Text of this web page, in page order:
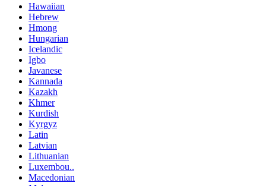
Hawaiian
Hebrew
Hmong
Hungarian
Icelandic
Igbo
Javanese
Kannada
Kazakh
Khmer
Kurdish
Kyrgyz
Latin
Latvian
Lithuanian
Luxembou..
Macedonian